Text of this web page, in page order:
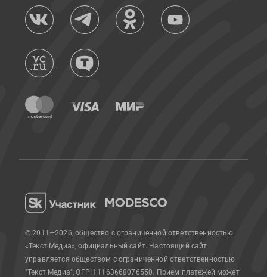
© 2011—2026, общество с ограниченной ответственностью
«Текст Медиа», официальный сайт. Настоящий сайт
управляется обществом с ограниченной ответственностью
"Текст Медиа", ОГРН 1163668076550. Прием платежей может